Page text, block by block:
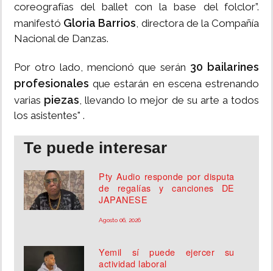
coreografías del ballet con la base del folclor”.
manifestó Gloria Barrios, directora de la Compañía
Nacional de Danzas.
Por otro lado, mencionó que serán 30 bailarines
profesionales que estarán en escena estrenando
varias piezas, llevando lo mejor de su arte a todos
los asistentes" .
Te puede interesar
Pty Audio responde por disputa
de regalías y canciones DE
JAPANESE
Agosto 06, 2026
Yemil sí puede ejercer su
actividad laboral